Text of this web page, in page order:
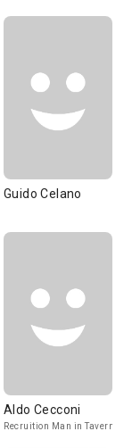
Guido Celano
Aldo Cecconi
Recruition Man in Tavern